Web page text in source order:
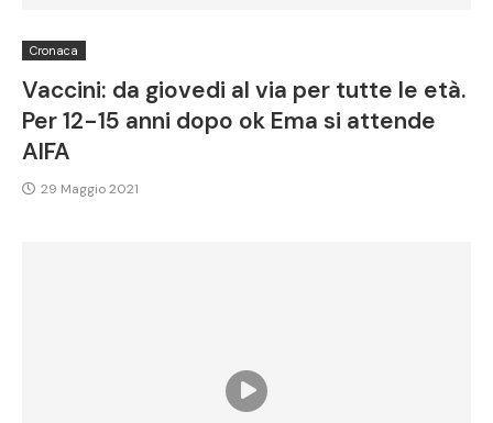
Cronaca
Vaccini: da giovedi al via per tutte le età.
Per 12-15 anni dopo ok Ema si attende
AIFA
29 Maggio 2021